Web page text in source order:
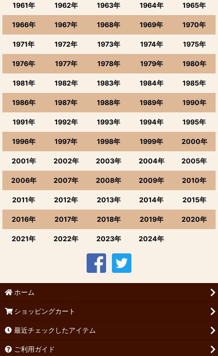
1961年 1962年 1963年 1964年 1965年
1966年 1967年 1968年 1969年 1970年
1971年 1972年 1973年 1974年 1975年
1976年 1977年 1978年 1979年 1980年
1981年 1982年 1983年 1984年 1985年
1986年 1987年 1988年 1989年 1990年
1991年 1992年 1993年 1994年 1995年
1996年 1997年 1998年 1999年 2000年
2001年 2002年 2003年 2004年 2005年
2006年 2007年 2008年 2009年 2010年
2011年 2012年 2013年 2014年 2015年
2016年 2017年 2018年 2019年 2020年
2021年 2022年 2023年 2024年
ホーム
ショッピングカート
最近チェックしたアイテム
ご利用ガイド